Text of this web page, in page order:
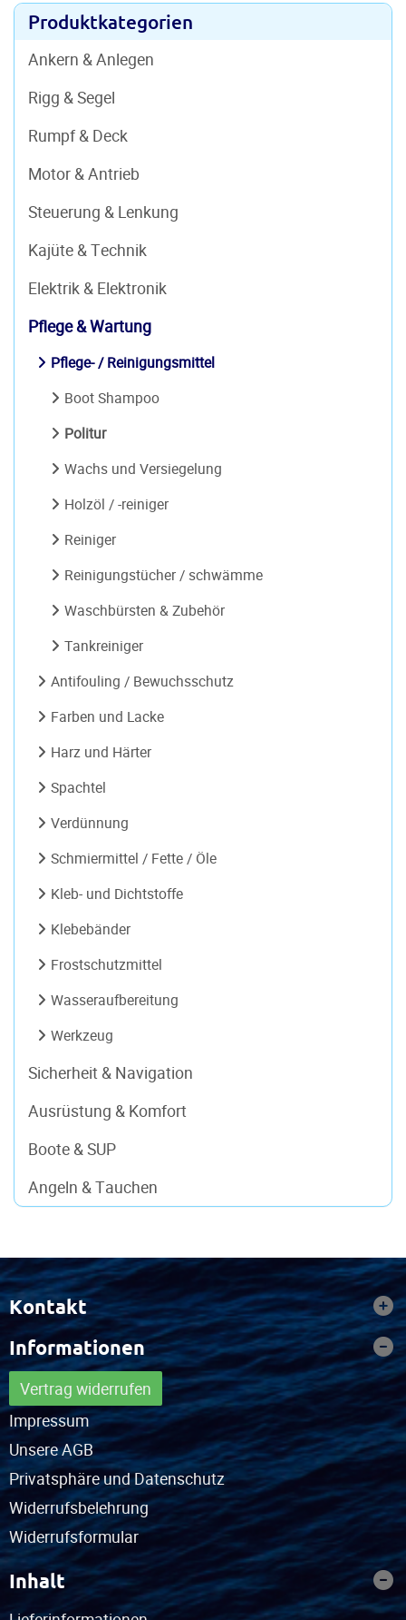
Produktkategorien
Ankern & Anlegen
Rigg & Segel
Rumpf & Deck
Motor & Antrieb
Steuerung & Lenkung
Kajüte & Technik
Elektrik & Elektronik
Pflege & Wartung
Pflege- / Reinigungsmittel
Boot Shampoo
Politur
Wachs und Versiegelung
Holzöl / -reiniger
Reiniger
Reinigungstücher / schwämme
Waschbürsten & Zubehör
Tankreiniger
Antifouling / Bewuchsschutz
Farben und Lacke
Harz und Härter
Spachtel
Verdünnung
Schmiermittel / Fette / Öle
Kleb- und Dichtstoffe
Klebebänder
Frostschutzmittel
Wasseraufbereitung
Werkzeug
Sicherheit & Navigation
Ausrüstung & Komfort
Boote & SUP
Angeln & Tauchen
Kontakt
Informationen
Vertrag widerrufen
Impressum
Unsere AGB
Privatsphäre und Datenschutz
Widerrufsbelehrung
Widerrufsformular
Inhalt